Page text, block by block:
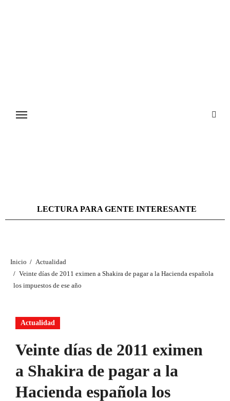
LECTURA PARA GENTE INTERESANTE
Inicio
Actualidad
Veinte días de 2011 eximen a Shakira de pagar a la Hacienda española
los impuestos de ese año
Actualidad
Veinte días de 2011 eximen
a Shakira de pagar a la
Hacienda española los